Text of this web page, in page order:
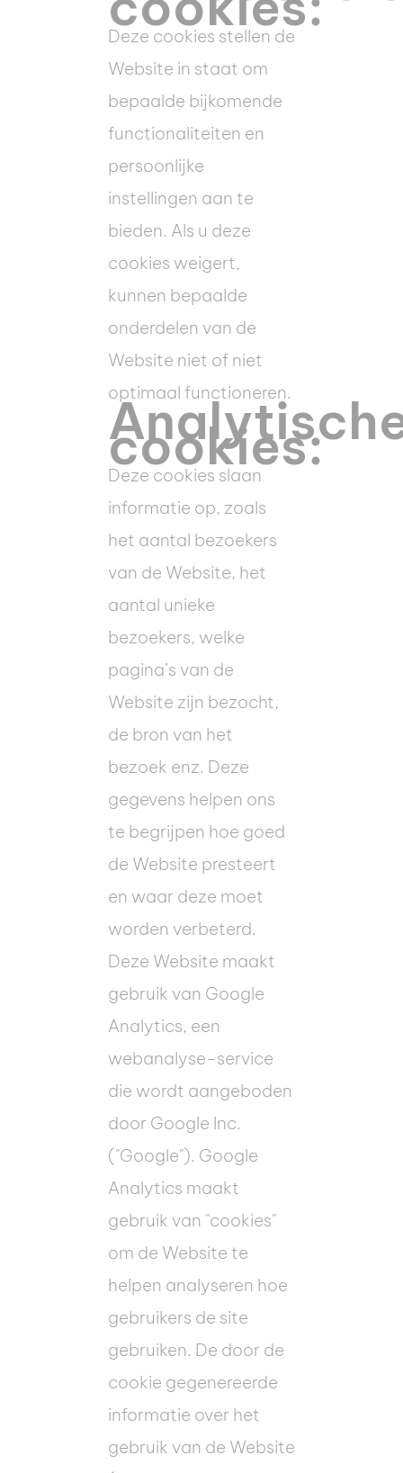
Deze cookies stellen de
Website in staat om
bepaalde bijkomende
functionaliteiten en
persoonlijke
instellingen aan te
bieden. Als u deze
cookies weigert,
kunnen bepaalde
onderdelen van de
Website niet of niet
optimaal functioneren.
cookies:
Deze cookies slaan
informatie op, zoals
het aantal bezoekers
van de Website, het
aantal unieke
bezoekers, welke
pagina’s van de
Website zijn bezocht,
de bron van het
bezoek enz. Deze
gegevens helpen ons
te begrijpen hoe goed
de Website presteert
en waar deze moet
worden verbeterd.
Deze Website maakt
gebruik van Google
Analytics, een
webanalyse-service
die wordt aangeboden
door Google Inc.
("Google"). Google
Analytics maakt
gebruik van "cookies"
om de Website te
helpen analyseren hoe
gebruikers de site
gebruiken. De door de
cookie gegenereerde
informatie over het
gebruik van de Website